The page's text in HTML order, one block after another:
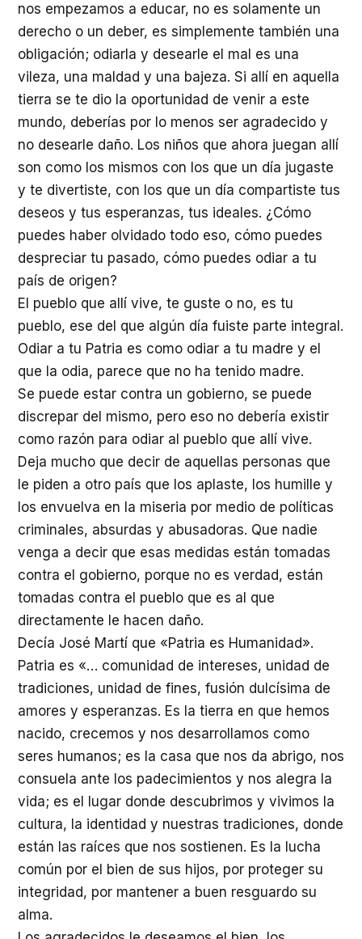
nos empezamos a educar, no es solamente un
derecho o un deber, es simplemente también una
obligación; odiarla y desearle el mal es una
vileza, una maldad y una bajeza. Si allí en aquella
tierra se te dio la oportunidad de venir a este
mundo, deberías por lo menos ser agradecido y
no desearle daño. Los niños que ahora juegan allí
son como los mismos con los que un día jugaste
y te divertiste, con los que un día compartiste tus
deseos y tus esperanzas, tus ideales. ¿Cómo
puedes haber olvidado todo eso, cómo puedes
despreciar tu pasado, cómo puedes odiar a tu
país de origen?
El pueblo que allí vive, te guste o no, es tu
pueblo, ese del que algún día fuiste parte integral.
Odiar a tu Patria es como odiar a tu madre y el
que la odia, parece que no ha tenido madre.
Se puede estar contra un gobierno, se puede
discrepar del mismo, pero eso no debería existir
como razón para odiar al pueblo que allí vive.
Deja mucho que decir de aquellas personas que
le piden a otro país que los aplaste, los humille y
los envuelva en la miseria por medio de políticas
criminales, absurdas y abusadoras. Que nadie
venga a decir que esas medidas están tomadas
contra el gobierno, porque no es verdad, están
tomadas contra el pueblo que es al que
directamente le hacen daño.
Decía José Martí que «Patria es Humanidad».
Patria es «… comunidad de intereses, unidad de
tradiciones, unidad de fines, fusión dulcísima de
amores y esperanzas. Es la tierra en que hemos
nacido, crecemos y nos desarrollamos como
seres humanos; es la casa que nos da abrigo, nos
consuela ante los padecimientos y nos alegra la
vida; es el lugar donde descubrimos y vivimos la
cultura, la identidad y nuestras tradiciones, donde
están las raíces que nos sostienen. Es la lucha
común por el bien de sus hijos, por proteger su
integridad, por mantener a buen resguardo su
alma.